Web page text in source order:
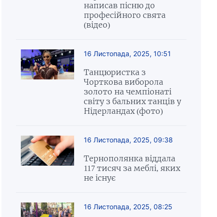
написав пісню до
професійного свята
(відео)
16 Листопада, 2025, 10:51
Танцюристка з
Чорткова виборола
золото на чемпіонаті
світу з бальних танців у
Нідерландах (фото)
16 Листопада, 2025, 09:38
Тернополянка віддала
117 тисяч за меблі, яких
не існує
16 Листопада, 2025, 08:25